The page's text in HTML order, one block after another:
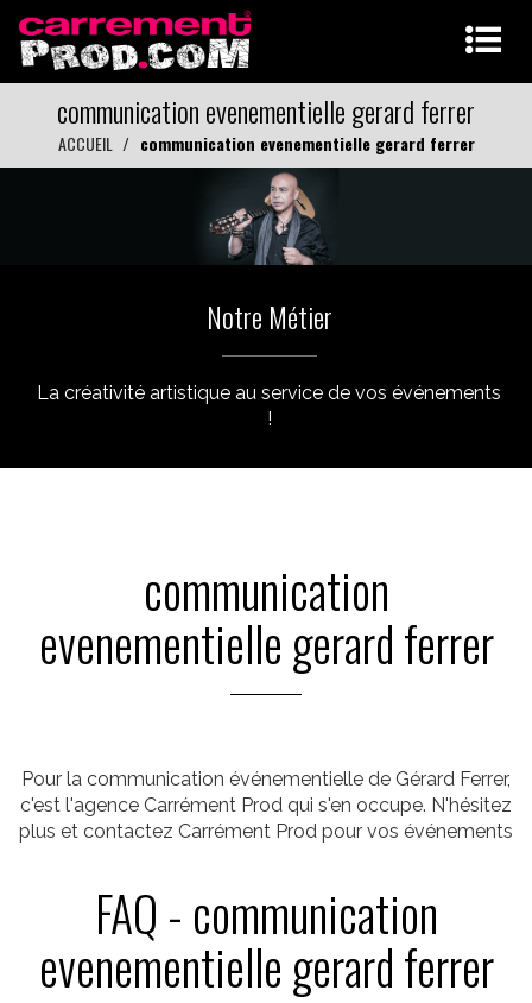
communication evenementielle gerard ferrer
ACCUEIL communication evenementielle gerard ferrer
Notre Métier
La créativité artistique au service de vos événements
!
communication
evenementielle gerard ferrer
Pour la communication événementielle de Gérard Ferrer,
c'est l'agence Carrément Prod qui s'en occupe. N'hésitez
plus et contactez Carrément Prod pour vos événements
FAQ - communication
evenementielle gerard ferrer